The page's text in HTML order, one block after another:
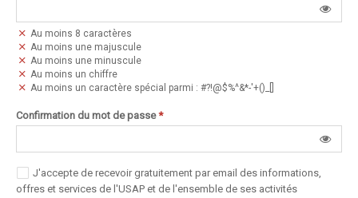
Au moins 8 caractères
Au moins une majuscule
Au moins une minuscule
Au moins un chiffre
Au moins un caractère spécial parmi : #?!@$%^&*-'+()_[]
Confirmation du mot de passe*
J'accepte de recevoir gratuitement par email des informations,
offres et services de l'USAP et de l'ensemble de ses activités